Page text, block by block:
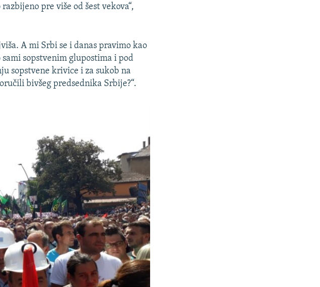
pre više od šest vekova“,
A mi Srbi se i danas pravimo kao
sopstvenim glupostima i pod
sopstvene krivice i za sukob na
bivšeg predsednika Srbije?“.